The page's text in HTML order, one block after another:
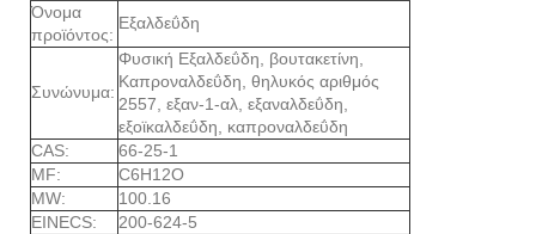
Όνομα
προϊόντος:
Εξαλδεΰδη
Συνώνυμα:
Φυσική Εξαλδεΰδη, βουτακετίνη,
Καπροναλδεΰδη, θηλυκός αριθμός
2557, εξαν-1-αλ, εξαναλδεΰδη,
εξοϊκαλδεΰδη, καπροναλδεΰδη
CAS:
66-25-1
MF:
C6H12O
MW:
100.16
EINECS:
200-624-5